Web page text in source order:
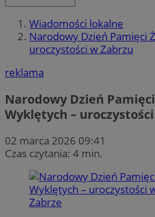
Wiadomości lokalne
Narodowy Dzień Pamięci
uroczystości w Zabrzu
reklama
Narodowy Dzień
Wyklętych –
02 marca 2026 09:41
Czas czytania: 4 min.